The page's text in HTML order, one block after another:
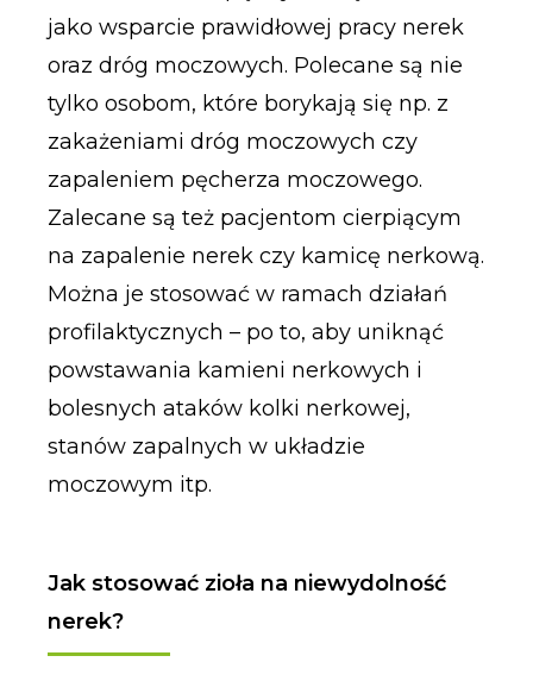
jako wsparcie prawidłowej pracy nerek
oraz dróg moczowych. Polecane są nie
tylko osobom, które borykają się np. z
zakażeniami dróg moczowych czy
zapaleniem pęcherza moczowego.
Zalecane są też pacjentom cierpiącym
na zapalenie nerek czy kamicę nerkową.
Można je stosować w ramach działań
profilaktycznych – po to, aby uniknąć
powstawania kamieni nerkowych i
bolesnych ataków kolki nerkowej,
stanów zapalnych w układzie
moczowym itp.
Jak stosować zioła na niewydolność
nerek?